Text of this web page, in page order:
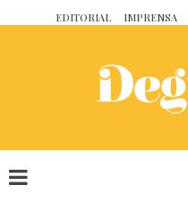
EDITORIAL IMPRENSA